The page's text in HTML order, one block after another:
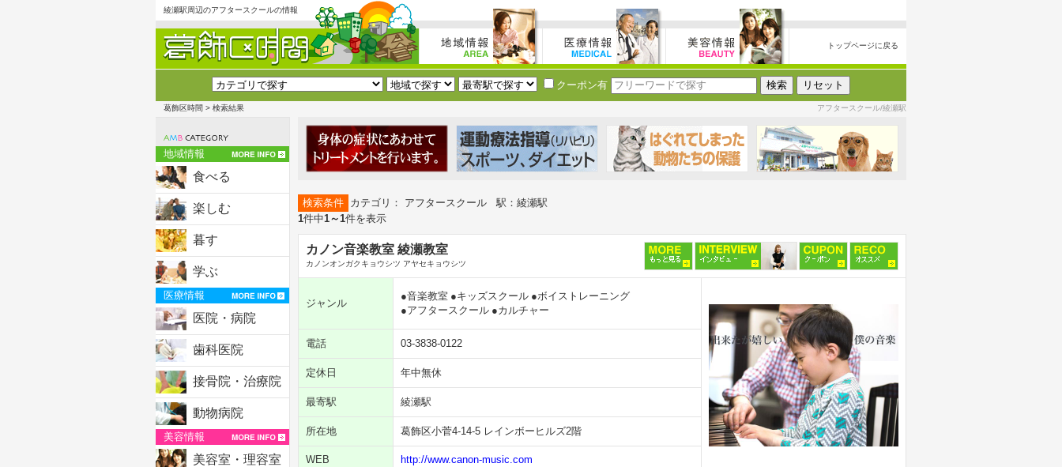
綾瀬駅周辺のアフタースクールの情報
トップページに戻る
クーポン有
葛飾区時間 > 検索結果 アフタースクール/綾瀬駅
地域情報
食べる
楽しむ
暮す
学ぶ
医療情報
医院・病院
歯科医院
接骨院・治療院
動物病院
美容情報
美容室・理容室
検索条件 カテゴリ： アフタースクール 駅：綾瀬駅
1件中1～1件を表示
カノン音楽教室 綾瀬教室
カノンオンガクキョウシツ アヤセキョウシツ
ジャンル
●音楽教室 ●キッズスクール ●ボイストレーニング
●アフタースクール ●カルチャー
電話 03-3838-0122
定休日 年中無休
最寄駅 綾瀬駅
所在地 葛飾区小菅4-14-5 レインボーヒルズ2階
WEB http://www.canon-music.com